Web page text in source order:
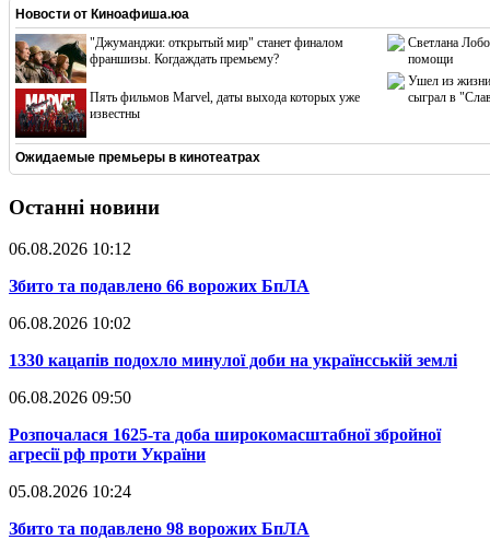
Новости от Киноафиша.юа
"Джуманджи: открытый мир" станет финалом
франшизы. Когдаждать премьему?
Пять фильмов Marvel, даты выхода которых уже
известны
Светлана
помощи
Ушел из жизни
сыграл в
Ожидаемые премьеры в кинотеатрах
Останні новини
06.08.2026 10:12
​Збито та подавлено 66 ворожих БпЛА
06.08.2026 10:02
​1330 кацапів подохло минулої доби на українсській землі
06.08.2026 09:50
​Розпочалася 1625-та доба широкомасштабної збройної
агресії рф проти України
05.08.2026 10:24
​Збито та подавлено 98 ворожих БпЛА